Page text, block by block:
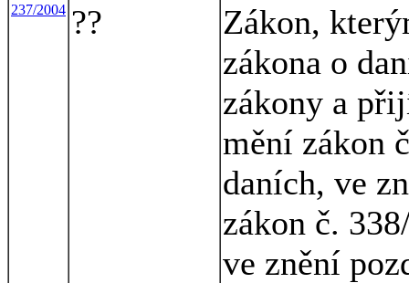
237/2004 ??
Zákon,
zákona o
zákony a
mění zákon
daních, ve
zákon č.
ve znění